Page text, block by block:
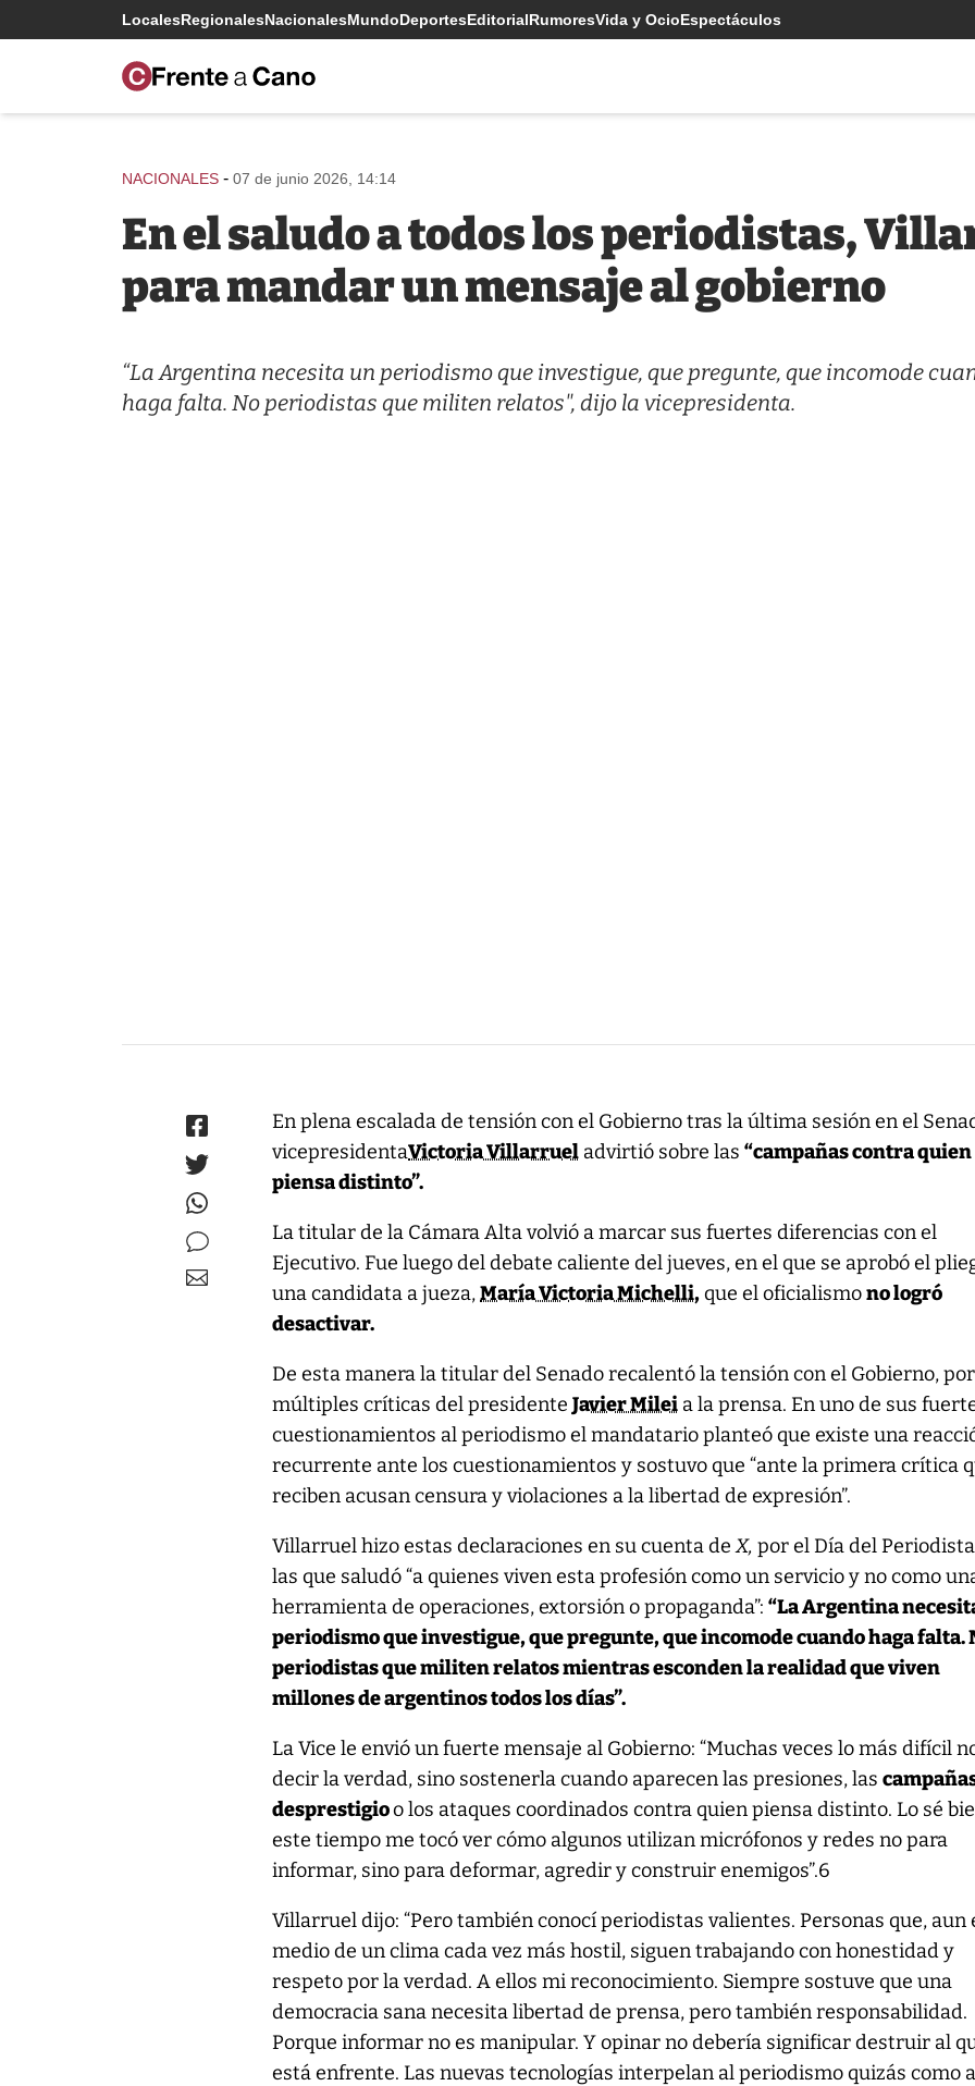
LocalesRegionalesNacionalesMundoDeportesEditorialRumoresVida y OcioEspectáculos
NACIONALES - 07 de junio 2026, 14:14
En el saludo a todos los periodistas,
para mandar un mensaje al gobierno
“La Argentina necesita un periodismo que investigue, que pregunte, que incomode
haga falta. No periodistas que militen relatos", dijo la vicepresidenta.
En plena escalada de tensión con el Gobierno tras la última sesión en el
vicepresidentaVictoria Villarruel advirtió sobre las“campañas contra quien
piensa distinto”.
La titular de la Cámara Alta volvió a marcar sus fuertes diferencias con el
Ejecutivo. Fue luego del debate caliente del jueves, en el que se aprobó el
una candidata a jueza,María Victoria Michelli,que el oficialismono logró
desactivar.
De esta manera la titular del Senado recalentó la tensión con el Gobierno,
múltiples críticas del presidenteJavier Milei a la prensa. En uno de sus
cuestionamientos al periodismo el mandatario planteó que existe una
recurrente ante los cuestionamientos y sostuvo que “ante la primera crítica
reciben acusan censura y violaciones a la libertad de expresión”.
Villarruel hizo estas declaraciones en su cuenta deX, por el Día del
las que saludó “a quienes viven esta profesión como un servicio y no como
herramienta de operaciones, extorsión o propaganda”:“La Argentina
periodismo que investigue, que pregunte, que incomode cuando haga falta.
periodistas que militen relatos mientras esconden la realidad que viven
millones de argentinos todos los días”.
La Vice le envió un fuerte mensaje al Gobierno: “Muchas veces lo más difícil
decir la verdad, sino sostenerla cuando aparecen las presiones, las
desprestigioo los ataques coordinados contra quien piensa distinto. Lo sé
este tiempo me tocó ver cómo algunos utilizan micrófonos y redes no para
informar, sino para deformar, agredir y construir enemigos”.6
Villarruel dijo: “Pero también conocí periodistas valientes. Personas que, aun
medio de un clima cada vez más hostil, siguen trabajando con honestidad y
respeto por la verdad. A ellos mi reconocimiento. Siempre sostuve que una
democracia sana necesita libertad de prensa, pero también responsabilidad.
Porque informar no es manipular. Y opinar no debería significar destruir al
está enfrente. Las nuevas tecnologías interpelan al periodismo quizás como